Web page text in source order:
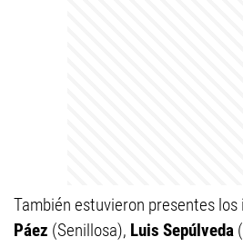
También estuvieron presentes
Páez (Senillosa), Luis Sepúlveda